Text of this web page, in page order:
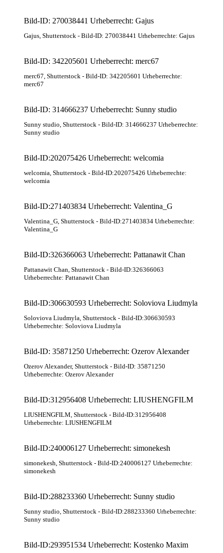
Bild-ID: 270038441 Urheberrecht: Gajus
Gajus, Shutterstock - Bild-ID: 270038441 Urheberrechte: Gajus
Bild-ID: 342205601 Urheberrecht: merc67
merc67, Shutterstock - Bild-ID: 342205601 Urheberrechte:
merc67
Bild-ID: 314666237 Urheberrecht: Sunny studio
Sunny studio, Shutterstock - Bild-ID: 314666237 Urheberrechte:
Sunny studio
Bild-ID:202075426 Urheberrecht: welcomia
welcomia, Shutterstock - Bild-ID:202075426 Urheberrechte:
welcomia
Bild-ID:271403834 Urheberrecht: Valentina_G
Valentina_G, Shutterstock - Bild-ID:271403834 Urheberrechte:
Valentina_G
Bild-ID:326366063 Urheberrecht: Pattanawit Chan
Pattanawit Chan, Shutterstock - Bild-ID:326366063
Urheberrechte: Pattanawit Chan
Bild-ID:306630593 Urheberrecht: Soloviova Liudmyla
Soloviova Liudmyla, Shutterstock - Bild-ID:306630593
Urheberrechte: Soloviova Liudmyla
Bild-ID: 35871250 Urheberrecht: Ozerov Alexander
Ozerov Alexander, Shutterstock - Bild-ID: 35871250
Urheberrechte: Ozerov Alexander
Bild-ID:312956408 Urheberrecht: LIUSHENGFILM
LIUSHENGFILM, Shutterstock - Bild-ID:312956408
Urheberrechte: LIUSHENGFILM
Bild-ID:240006127 Urheberrecht: simonekesh
simonekesh, Shutterstock - Bild-ID:240006127 Urheberrechte:
simonekesh
Bild-ID:288233360 Urheberrecht: Sunny studio
Sunny studio, Shutterstock - Bild-ID:288233360 Urheberrechte:
Sunny studio
Bild-ID:293951534 Urheberrecht: Kostenko Maxim